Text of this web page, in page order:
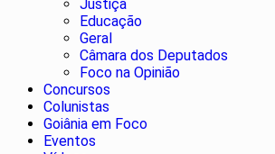
Justiça
Educação
Geral
Câmara dos Deputados
Foco na Opinião
Concursos
Colunistas
Goiânia em Foco
Eventos